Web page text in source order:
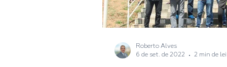
Roberto Alves
6 de set. de 2022
2 min de